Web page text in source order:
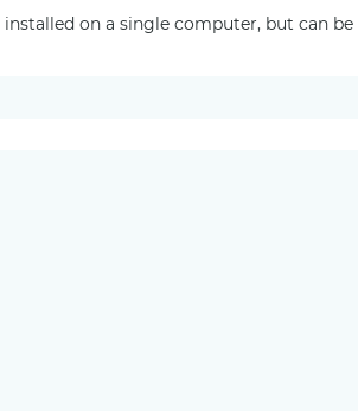
on a single computer, but can be